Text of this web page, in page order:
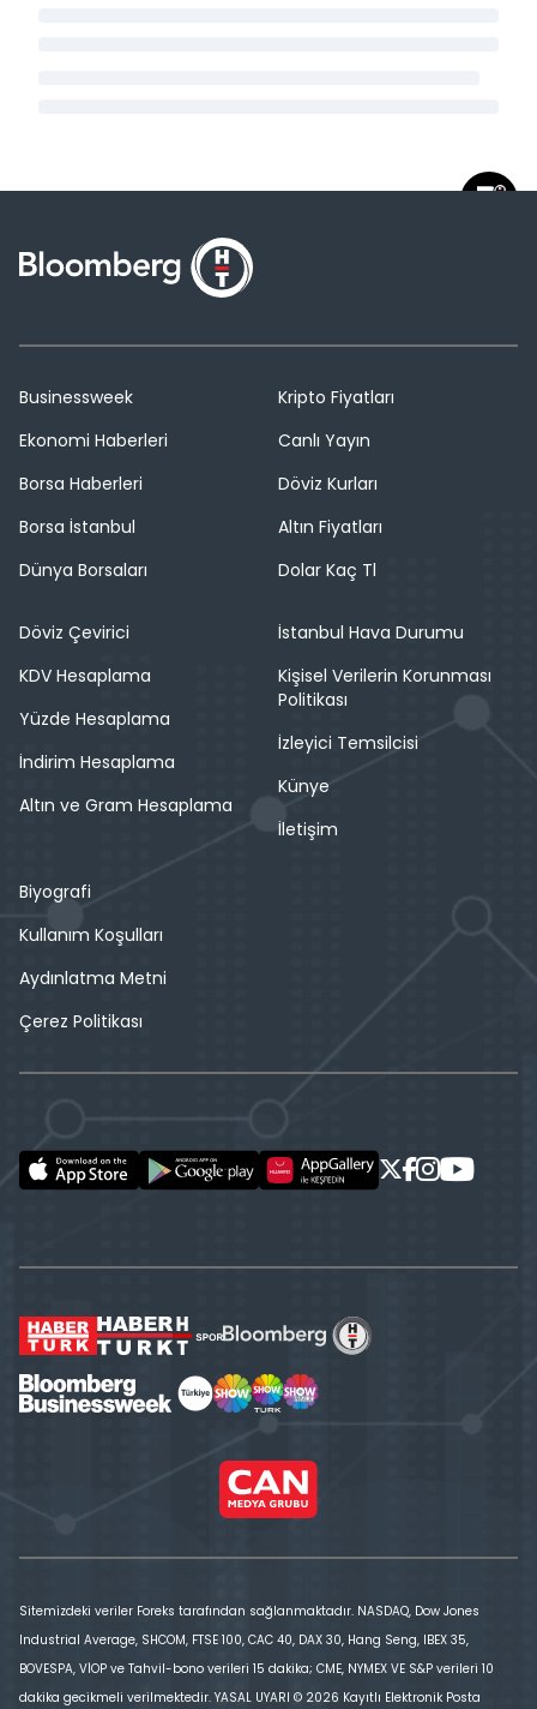
Businessweek
Ekonomi Haberleri
Borsa Haberleri
Borsa İstanbul
Dünya Borsaları
Kripto Fiyatları
Canlı Yayın
Döviz Kurları
Altın Fiyatları
Dolar Kaç Tl
Döviz Çevirici
KDV Hesaplama
Yüzde Hesaplama
İndirim Hesaplama
Altın ve Gram Hesaplama
İstanbul Hava Durumu
Kişisel Verilerin Korunması
Politikası
İzleyici Temsilcisi
Künye
İletişim
Biyografi
Kullanım Koşulları
Aydınlatma Metni
Çerez Politikası
Sitemizdeki veriler Foreks tarafından sağlanmaktadır. NASDAQ, Dow Jones
Industrial Average, SHCOM, FTSE 100, CAC 40, DAX 30, Hang Seng, IBEX 35,
BOVESPA, VİOP ve Tahvil-bono verileri 15 dakika; CME, NYMEX VE S&P verileri 10
dakika gecikmeli verilmektedir. YASAL UYARI © 2026 Kayıtlı Elektronik Posta